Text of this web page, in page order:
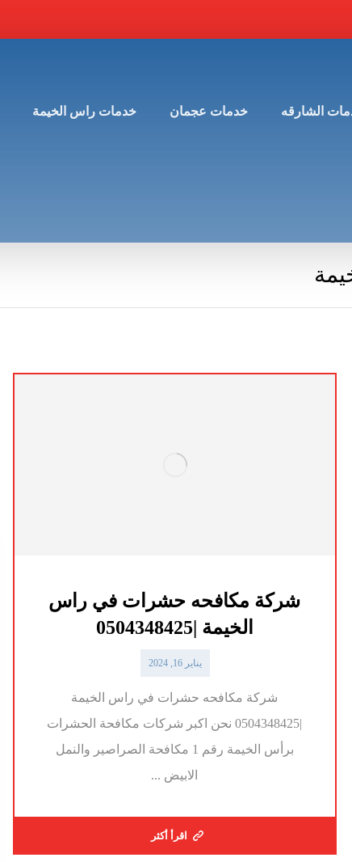
الشارقه خدمات عجمان خدمات راس الخيمة
شركة مكافحه حشرات في راس
الخيمة |0504348425
يناير 16, 2024
شركة مكافحه حشرات في راس الخيمة
|0504348425 نحن اكبر شركات مكافحة الحشرات
برأس الخيمة رقم 1 مكافحة الصراصير والنمل
الابيض ...
اقرأ أكثر